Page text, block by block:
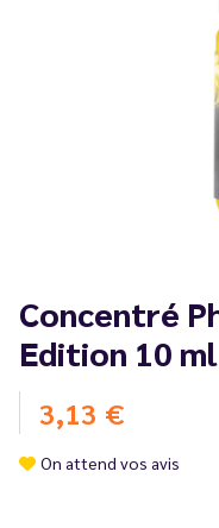
Concentré
Edition 10
3,13 €
On attend vos avis